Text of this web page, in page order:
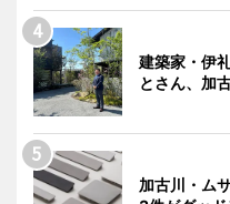
建築家・伊
とさん、加
加古川・ム